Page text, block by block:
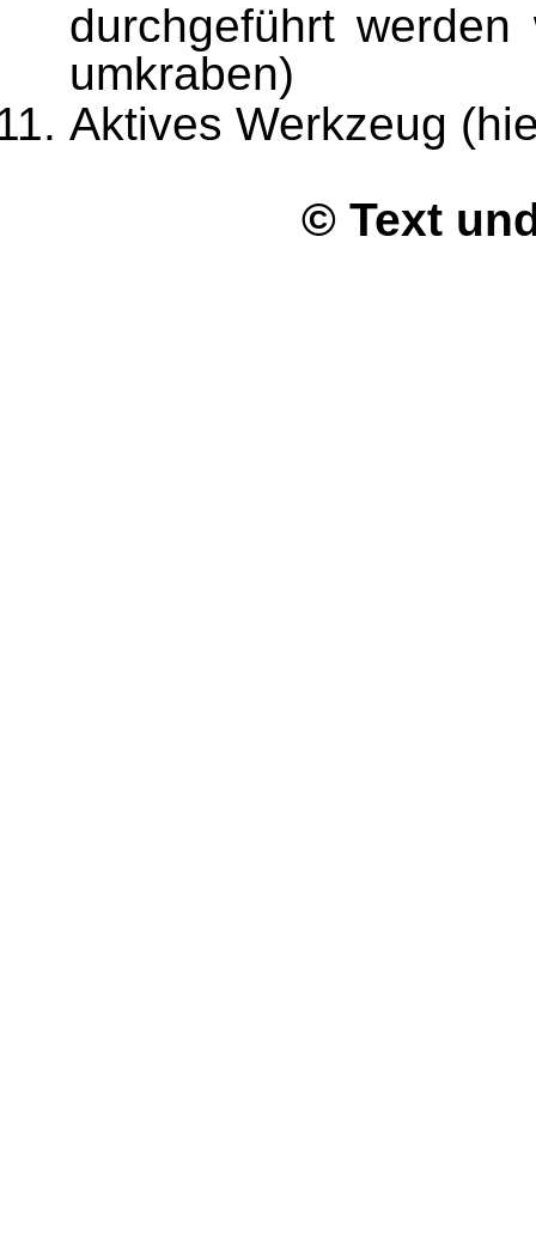
durchgeführt
umkraben)
Aktives Werkzeug
© Text